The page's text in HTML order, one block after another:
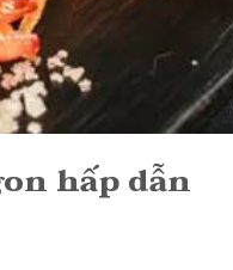
hấp dẫn